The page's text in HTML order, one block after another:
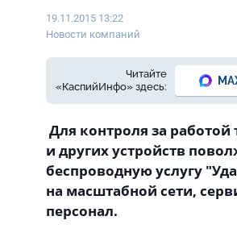
19.11.2015 13:22
Новости компаний
Читайте
«КаспийИнфо» здесь:
Для контроля за
и других устройств
беспроводную услугу
на масштабной сети,
персонал.